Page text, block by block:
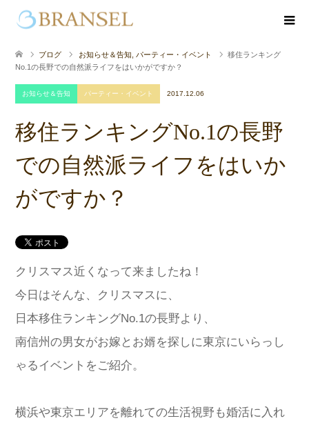
ブログ お知らせ＆告知 パーティー・イベント
移住ランキング
No.1の長野での自然派ライフをはいかがですか？
お知らせ＆告知 パーティー・イベント 2017.12.06
移住ランキングNo.1の長野
での自然派ライフをはいか
がですか？
クリスマス近くなって来ましたね！
今日はそんな、クリスマスに、
日本移住ランキングNo.1の長野より、
南信州の男女がお嫁とお婿を探しに東京にいらっし
ゃるイベントをご紹介。
横浜や東京エリアを離れての生活視野も婚活に入れ